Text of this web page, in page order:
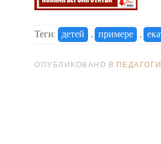
Теги: детей , примере ,
ОПУБЛИКОВАНО В